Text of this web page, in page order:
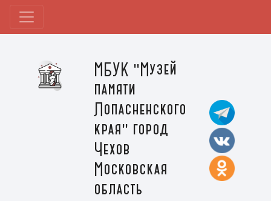
МБУК "Музей
памяти
Лопасненского
края" город
Чехов
Московская
область